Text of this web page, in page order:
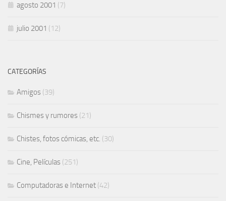
agosto 2001 (7)
julio 2001 (12)
CATEGORÍAS
Amigos (39)
Chismes y rumores (21)
Chistes, fotos cómicas, etc. (30)
Cine, Películas (251)
Computadoras e Internet (42)